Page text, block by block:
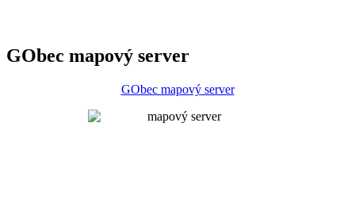
GObec mapový server
GObec mapový server